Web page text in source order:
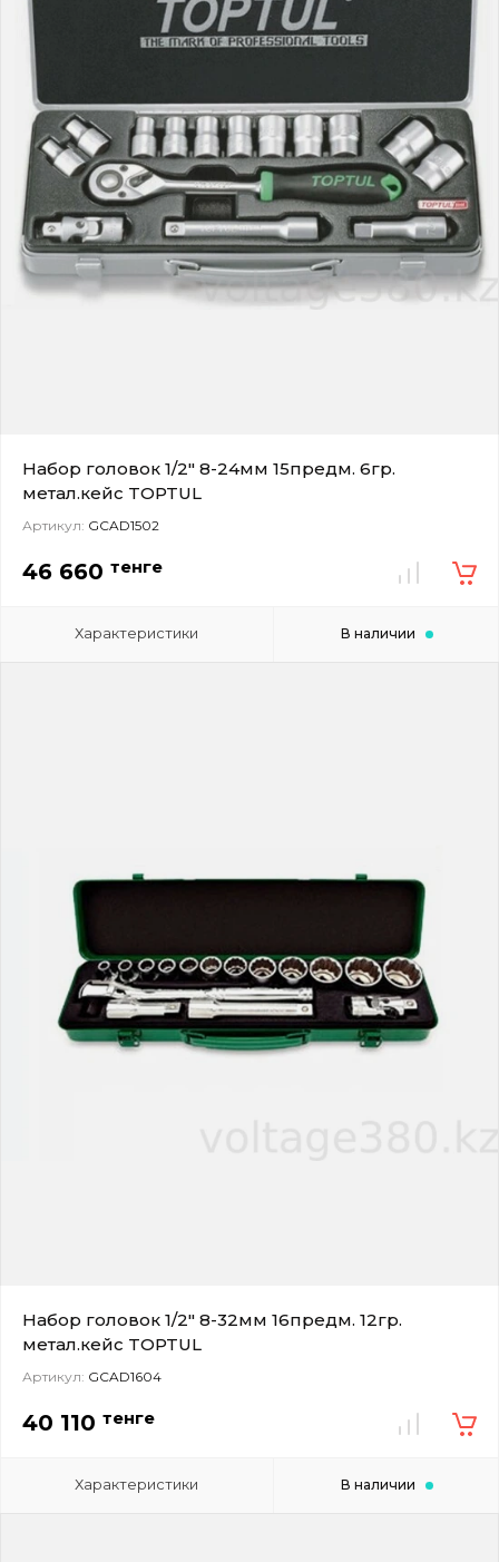
Набор головок 1/2" 8-24мм 15предм. 6гр.
метал.кейс TOPTUL
Артикул: GCAD1502
46 660 тенге
Характеристики В наличии
Набор головок 1/2" 8-32мм 16предм. 12гр.
метал.кейс TOPTUL
Артикул: GCAD1604
40 110 тенге
Характеристики В наличии